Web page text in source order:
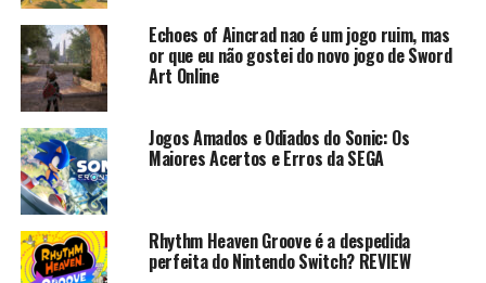
Echoes of Aincrad nao é um jogo ruim, mas
or que eu não gostei do novo jogo de Sword
Art Online
Jogos Amados e Odiados do Sonic: Os
Maiores Acertos e Erros da SEGA
Rhythm Heaven Groove é a despedida
perfeita do Nintendo Switch? REVIEW